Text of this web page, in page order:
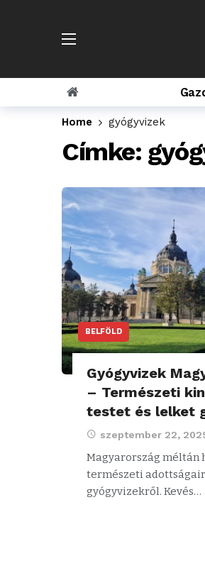
Home gyógyvizek
Címke:
BELFÖLD
Gyógyvizek
– Természeti
testet és lelket
szeptember 22,
Magyarország méltán
természeti
gyógyvizekről. Kevés…